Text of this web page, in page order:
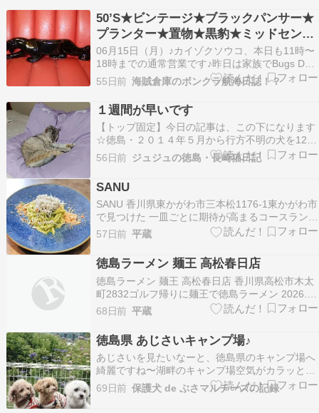
する。この分だと私もあっという間に65歳であ
る。すると待望の年金受給者なのである。もちろ
ん、小躍りす…
50’S★ビンテージ★ブラックパンサー★
プランター★置物★黒豹★ミッドセンチ
ュリー★インテリア★ロカビリー★ロッ
クンロール★オブジェ★USA★雑貨★ア
ート★
06月15日（月）♪カイゾクソウコ、本日も11時〜
18時までの通常営業です♪昨日は家族でBugs Day
楽しかった♪からの営業でしたがお久しぶりのS君
や徳島のぶっ飛び夫婦がきてくれてとても楽しか
った、魔界島が生み出したモンスター♪笑今日は
こちらの商品をUPしました♪ またまたブラ…
55日前 海賊倉庫のボンクラ航海日誌！？
１週間が早いです
【トップ固定】今日の記事は、この下になります
☆徳島・２０１４年５月から行方不明の犬を12年
探しています ↑ ↑詳細はWEBサイトに記載してい
ます。※２０２６年５月、行方不明から１２年
足を使っての捜索は終えましたが、グーちゃんの
消息をご存…
56日前 ジュジュの徳島・長崎猫日記
SANU
SANU 香川県東かがわ市三本松1176-1東かがわ市
で見つけた 一皿ごとに期待が高まるコースランチ
2023.8 今日は用事で相方と一緒に、うどん県香
川の東かがわ市へ行ってきました。東かがわ市は
香川県の最東端にある市で、隣は徳島県鳴門市で
す。用事を済ませる前に昼食をとることに…
57日前 平蔵
徳島ラーメン 麺王 高松春日店
徳島ラーメン 麺王 高松春日店 香川県高松市木太
町2832ゴルフ帰りに麺王で徳島ラーメン 2026.4
今日は友人たちと『屋島カントリークラブ』でゴ
ルフをしてきました。今回のゴルフ仲間は、フル
バックからランチ休憩を挟まずにスループレーで
ラウンドするゴルフガチ派です。ラウンドを終…
68日前 平蔵
徳島県 あじさいキャンプ場♪
あじさいを見たいなーと、徳島県のキャンプ場へ
綺麗ですね〜‌‌湖畔のキャンプ場‌空気がカラッとし
てるので暑くても快適でした‌飼い主は新しいギア
のお試し晩御飯は、551にしてみましたよ残りの
69日前 保護犬 de ぶさマルチーズの記録